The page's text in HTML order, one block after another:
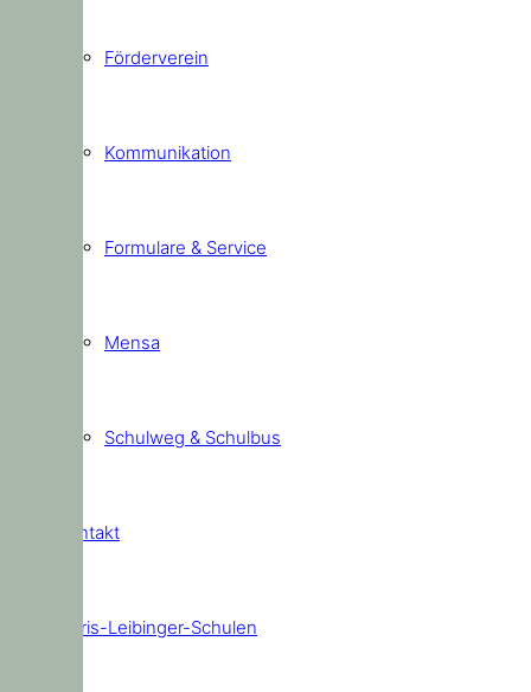
Förderverein
Kommunikation
Formulare & Service
Mensa
Schulweg & Schulbus
Kontakt
Doris-Leibinger-Schulen